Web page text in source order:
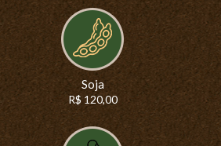
Soja
R$ 120,00